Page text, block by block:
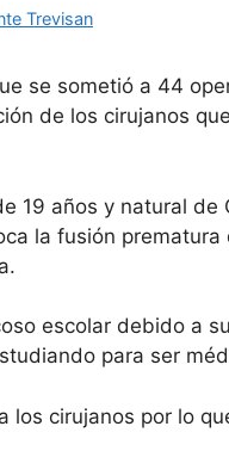
Trevisan
se sometió a 44
de los cirujanos
19 años y natural
la fusión
escolar debido a
para ser
los cirujanos por lo